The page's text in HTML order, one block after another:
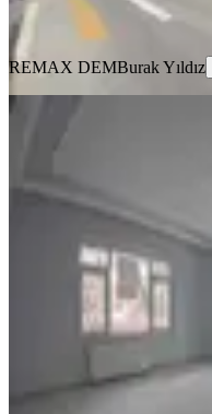
Ara
REMAX DEMBurak Yıldız
MANZARALI
3+1· 150
18.000 ₺
TUNCAYGÜL